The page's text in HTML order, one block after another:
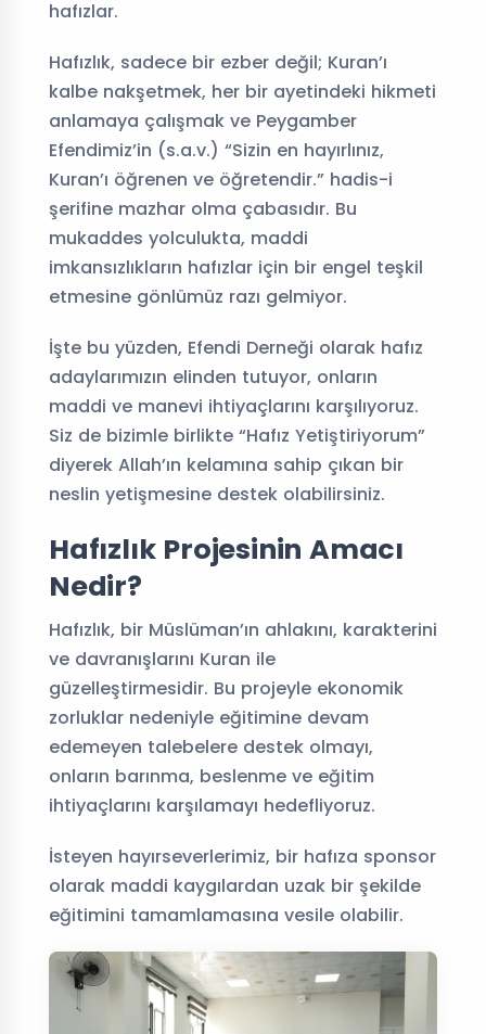
hafızlar.
Hafızlık, sadece bir ezber değil; Kuran’ı
kalbe nakşetmek, her bir ayetindeki hikmeti
anlamaya çalışmak ve Peygamber
Efendimiz’in (s.a.v.) “Sizin en hayırlınız,
Kuran’ı öğrenen ve öğretendir.” hadis-i
şerifine mazhar olma çabasıdır. Bu
mukaddes yolculukta, maddi
imkansızlıkların hafızlar için bir engel teşkil
etmesine gönlümüz razı gelmiyor.
İşte bu yüzden, Efendi Derneği olarak hafız
adaylarımızın elinden tutuyor, onların
maddi ve manevi ihtiyaçlarını karşılıyoruz.
Siz de bizimle birlikte “Hafız Yetiştiriyorum”
diyerek Allah’ın kelamına sahip çıkan bir
neslin yetişmesine destek olabilirsiniz.
Hafızlık Projesinin Amacı
Nedir?
Hafızlık, bir Müslüman’ın ahlakını, karakterini
ve davranışlarını Kuran ile
güzelleştirmesidir. Bu projeyle ekonomik
zorluklar nedeniyle eğitimine devam
edemeyen talebelere destek olmayı,
onların barınma, beslenme ve eğitim
ihtiyaçlarını karşılamayı hedefliyoruz.
İsteyen hayırseverlerimiz, bir hafıza sponsor
olarak maddi kaygılardan uzak bir şekilde
eğitimini tamamlamasına vesile olabilir.